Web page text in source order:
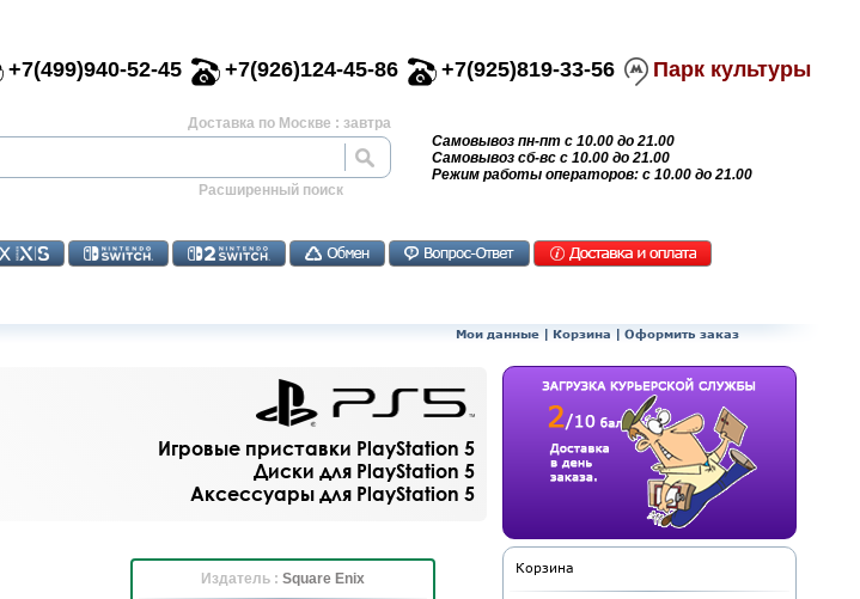
+7(499)940-52-45 +7(926)124-45-86 +7(925)819-33-56 Парк культуры
Доставка по Москве : завтра
Расширенный поиск
Самовывоз пн-пт с 10.00 до 21.00
Самовывоз сб-вс с 10.00 до 21.00
Режим работы операторов: с 10.00 до 21.00
Мои данные | Корзина | Оформить заказ
Игровые приставки PlayStation 5
Диски для PlayStation 5
Аксессуары для PlayStation 5
Издатель : Square Enix
Корзина